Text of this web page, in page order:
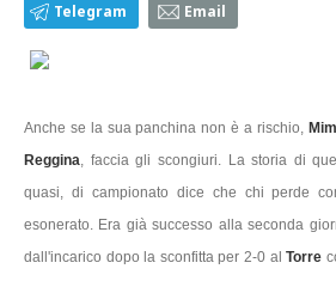
Telegram Email
Anche se la sua panchina non è a rischio,
Reggina, faccia gli scongiuri. La storia di
quasi, di campionato dice che chi perde
esonerato. Era già successo alla seconda
dall'incarico dopo la sconfitta per 2-0 alTorre